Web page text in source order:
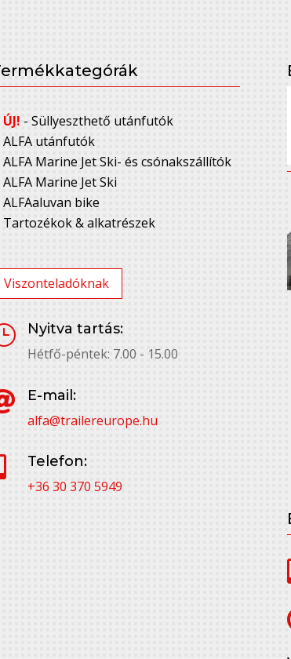
ÚJ! - Süllyeszthető utánfutók
ALFA utánfutók
ALFA Marine Jet Ski- és csónakszállítók
ALFA Marine Jet Ski
ALFAaluvan bike
Tartozékok & alkatrészek
Viszonteladóknak
Nyitva tartás:
Hétfő-péntek: 7.00 - 15.00
E-mail:
alfa@trailereurope.hu
Telefon:
+36 30 370 5949